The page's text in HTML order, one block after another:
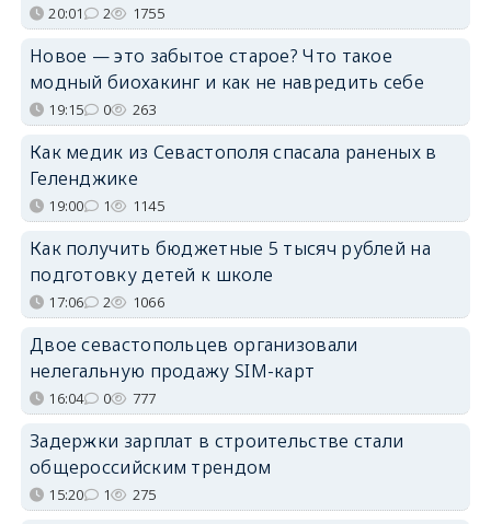
20:01 2 1755
Новое — это забытое старое? Что такое
модный биохакинг и как не навредить себе
19:15 0 263
Как медик из Севастополя спасала раненых в
Геленджике
19:00 1 1145
Как получить бюджетные 5 тысяч рублей на
подготовку детей к школе
17:06 2 1066
Двое севастопольцев организовали
нелегальную продажу SIM-карт
16:04 0 777
Задержки зарплат в строительстве стали
общероссийским трендом
15:20 1 275